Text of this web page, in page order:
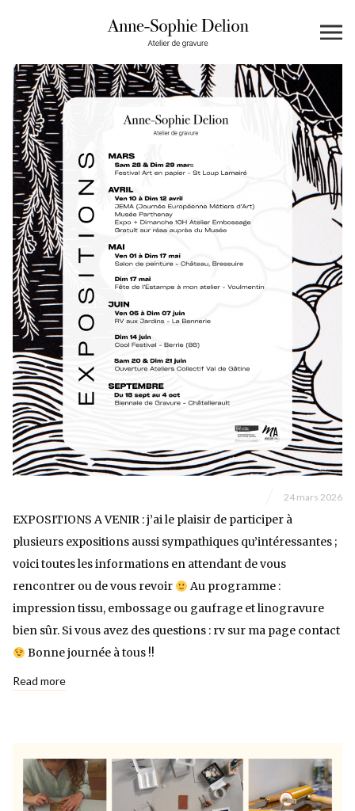
24 mars 2026
EXPOSITIONS A VENIR : j’ai le plaisir de participer à
plusieurs expositions aussi sympathiques qu’intéressantes ;
voici toutes les informations en attendant de vous
rencontrer ou de vous revoir
Au programme :
impression tissu, embossage ou gaufrage et linogravure
bien sûr. Si vous avez des questions : rv sur ma page contact
Bonne journée à tous !!
Read more